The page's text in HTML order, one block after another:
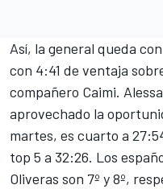
Así, la general queda
con 4:41 de ventaja
compañero Caimi.
aprovechado la
martes, es cuarto a
top 5 a 32:26. Los
Oliveras son 7º y 8º,